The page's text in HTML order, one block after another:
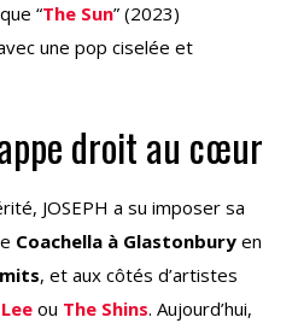
“The Sun” (2023)
une pop ciselée et
droit au cœur
JOSEPH a su imposer sa
Coachella à Glastonbury en
, et aux côtés d’artistes
ou The Shins. Aujourd’hui,